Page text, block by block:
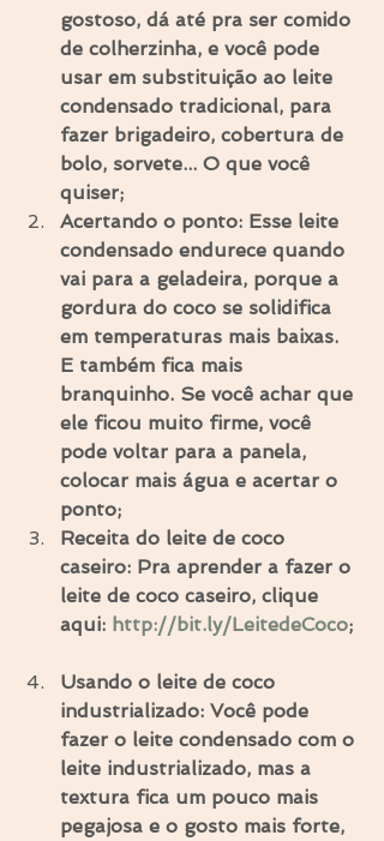
gostoso, dá até pra ser comido
de colherzinha, e você pode
usar em substituição ao leite
condensado tradicional, para
fazer brigadeiro, cobertura de
bolo, sorvete... O que você
quiser;
Acertando o ponto: Esse leite
condensado endurece quando
vai para a geladeira, porque a
gordura do coco se solidifica
em temperaturas mais baixas.
E também fica mais
branquinho. Se você achar que
ele ficou muito firme, você
pode voltar para a panela,
colocar mais água e acertar o
ponto;
Receita do leite de coco
caseiro: Pra aprender a fazer o
leite de coco caseiro, clique
aqui: http://bit.ly/LeitedeCoco;
Usando o leite de coco
industrializado: Você pode
fazer o leite condensado com o
leite industrializado, mas a
textura fica um pouco mais
pegajosa e o gosto mais forte,